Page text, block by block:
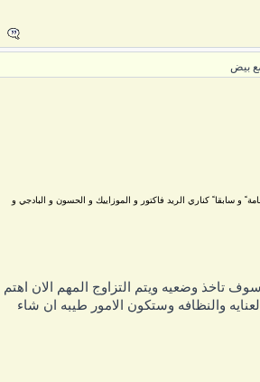
بيض
و سابقا ً كناري الريد فاكتور و الموزاييك و الحسون و البادجي و
تاخذ وضعيه ويتم التزاوج المهم الان اهتم
والنظافه وستكون الامور طيبه ان شاء